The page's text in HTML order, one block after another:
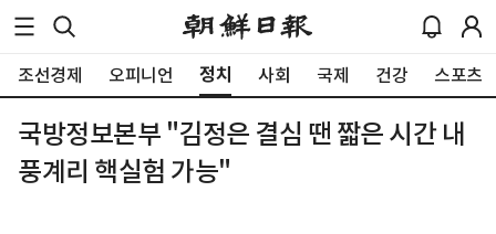
조선경제 오피니언 정치 사회 국제 건강 스포츠
국방정보본부 "김정은 결심 땐 짧은 시간 내
풍계리 핵실험 가능"